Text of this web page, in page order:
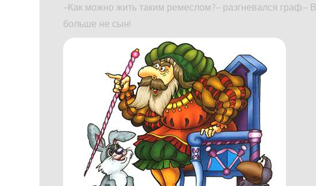
–Как можно жить таким ремеслом?– разгневался граф.–
больше не сын!